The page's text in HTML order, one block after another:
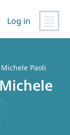
Log in
Paoli